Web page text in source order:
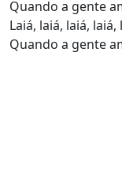
Quando a gente
Laiá, laiá, laiá, laiá,
Quando a gente